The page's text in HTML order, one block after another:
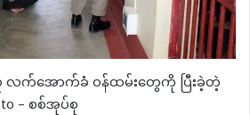
လက်အောက်ခံ ဝန်ထမ်းတွေကို ပြီးခဲ့တဲ့
– စစ်အုပ်စု